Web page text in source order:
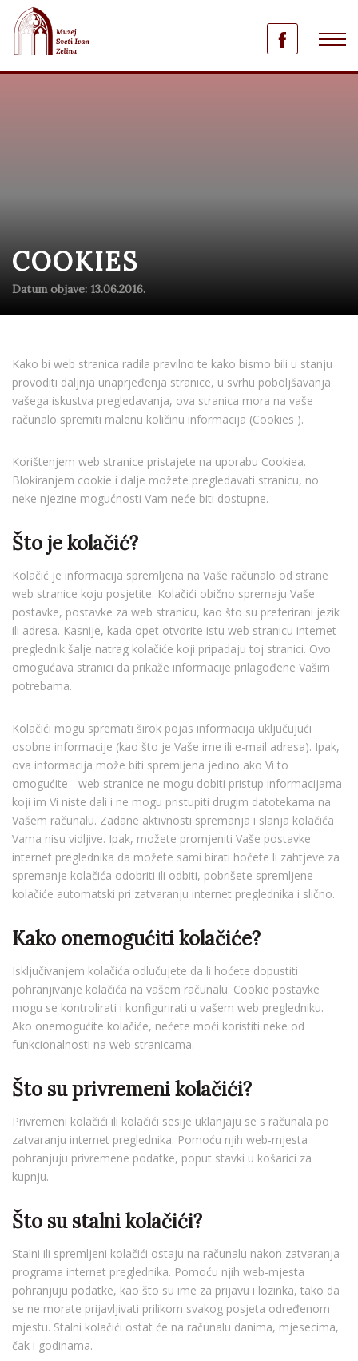
COOKIES
Datum objave: 13.06.2016.
Kako bi web stranica radila pravilno te kako bismo bili u stanju
provoditi daljnja unaprjeđenja stranice, u svrhu poboljšavanja
vašega iskustva pregledavanja, ova stranica mora na vaše
računalo spremiti malenu količinu informacija (Cookies ).
Korištenjem web stranice pristajete na uporabu Cookiea.
Blokiranjem cookie i dalje možete pregledavati stranicu, no
neke njezine mogućnosti Vam neće biti dostupne.
Što je kolačić?
Kolačić je informacija spremljena na Vaše računalo od strane
web stranice koju posjetite. Kolačići obično spremaju Vaše
postavke, postavke za web stranicu, kao što su preferirani jezik
ili adresa. Kasnije, kada opet otvorite istu web stranicu internet
preglednik šalje natrag kolačiće koji pripadaju toj stranici. Ovo
omogućava stranici da prikaže informacije prilagođene Vašim
potrebama.
Kolačići mogu spremati širok pojas informacija uključujući
osobne informacije (kao što je Vaše ime ili e-mail adresa). Ipak,
ova informacija može biti spremljena jedino ako Vi to
omogućite - web stranice ne mogu dobiti pristup informacijama
koji im Vi niste dali i ne mogu pristupiti drugim datotekama na
Vašem računalu. Zadane aktivnosti spremanja i slanja kolačića
Vama nisu vidljive. Ipak, možete promjeniti Vaše postavke
internet preglednika da možete sami birati hoćete li zahtjeve za
spremanje kolačića odobriti ili odbiti, pobrišete spremljene
kolačiće automatski pri zatvaranju internet preglednika i slično.
Kako onemogućiti kolačiće?
Isključivanjem kolačića odlučujete da li hoćete dopustiti
pohranjivanje kolačića na vašem računalu. Cookie postavke
mogu se kontrolirati i konfigurirati u vašem web pregledniku.
Ako onemogućite kolačiće, nećete moći koristiti neke od
funkcionalnosti na web stranicama.
Što su privremeni kolačići?
Privremeni kolačići ili kolačići sesije uklanjaju se s računala po
zatvaranju internet preglednika. Pomoću njih web-mjesta
pohranjuju privremene podatke, poput stavki u košarici za
kupnju.
Što su stalni kolačići?
Stalni ili spremljeni kolačići ostaju na računalu nakon zatvaranja
programa internet preglednika. Pomoću njih web-mjesta
pohranjuju podatke, kao što su ime za prijavu i lozinka, tako da
se ne morate prijavljivati prilikom svakog posjeta određenom
mjestu. Stalni kolačići ostat će na računalu danima, mjesecima,
čak i godinama.